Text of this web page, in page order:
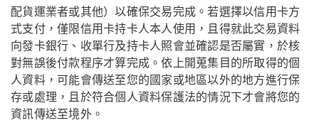
配貨運業者或其他）以確保交易完成。若選擇以信用卡方
式支付，僅限信用卡持卡人本人使用，且得就此交易資料
向發卡銀行、收單行及持卡人照會並確認是否屬實，於核
對無誤後付款程序才算完成。依上開蒐集目的所取得的個
人資料，可能會傳送至您的國家或地區以外的地方進行保
存或處理，且於符合個人資料保護法的情況下才會將您的
資訊傳送至境外。